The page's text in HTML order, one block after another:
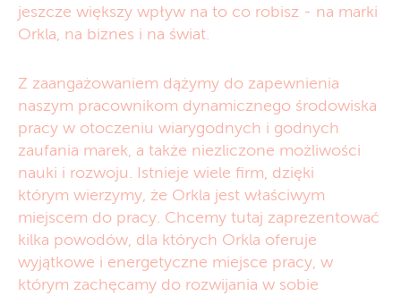
jeszcze większy wpływ na to co robisz - na marki
Orkla, na biznes i na świat.
Z zaangażowaniem dążymy do zapewnienia
naszym pracownikom dynamicznego środowiska
pracy w otoczeniu wiarygodnych i godnych
zaufania marek, a także niezliczone możliwości
nauki i rozwoju. Istnieje wiele firm, dzięki
którym wierzymy, że Orkla jest właściwym
miejscem do pracy. Chcemy tutaj zaprezentować
kilka powodów, dla których Orkla oferuje
wyjątkowe i energetyczne miejsce pracy, w
którym zachęcamy do rozwijania w sobie